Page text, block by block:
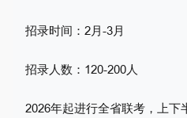
招录时间：2月-3月
招录人数：120-200人
2026年起进行全省联考，上下